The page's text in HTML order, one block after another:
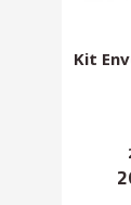
Kit